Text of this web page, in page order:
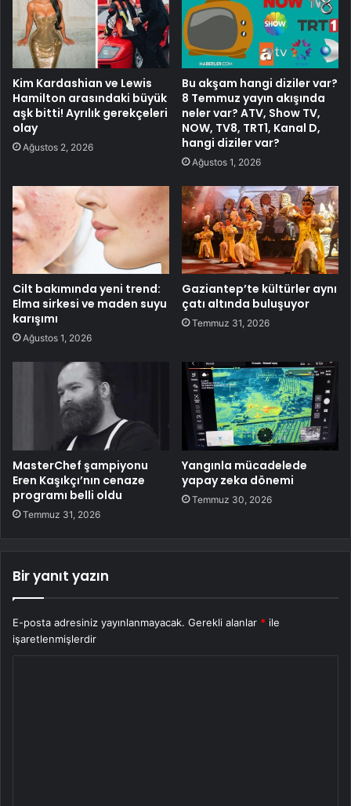
Kim Kardashian ve Lewis
Hamilton arasındaki büyük
aşk bitti! Ayrılık gerekçeleri
olay
Ağustos 2, 2026
Bu akşam hangi diziler var?
8 Temmuz yayın akışında
neler var? ATV, Show TV,
NOW, TV8, TRT1, Kanal D,
hangi diziler var?
Ağustos 1, 2026
Cilt bakımında yeni trend:
Elma sirkesi ve maden suyu
karışımı
Ağustos 1, 2026
Gaziantep’te kültürler aynı
çatı altında buluşuyor
Temmuz 31, 2026
MasterChef şampiyonu
Eren Kaşıkçı’nın cenaze
programı belli oldu
Temmuz 31, 2026
Yangınla mücadelede
yapay zeka dönemi
Temmuz 30, 2026
Bir yanıt yazın
E-posta adresiniz yayınlanmayacak. Gerekli alanlar * ile
işaretlenmişlerdir